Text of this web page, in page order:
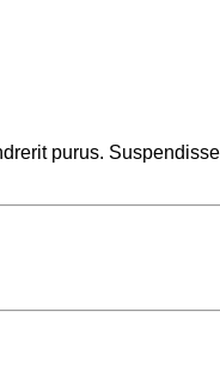
purus.